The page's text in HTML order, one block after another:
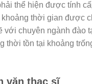
thể hiện được tính
thời gian được
chuyên ngành đào
tồn tại khoảng
văn thạc sĩ